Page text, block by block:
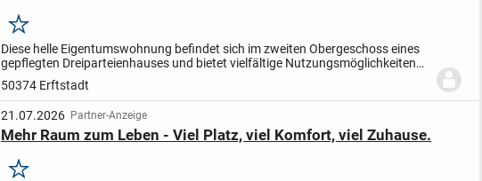
Merken
Diese helle Eigentumswohnung befindet sich im zweiten Obergeschoss eines
gepflegten Dreiparteienhauses und bietet vielfältige Nutzungsmöglichkeiten
für Eigennutzer und Kapitalanleger.
50374 Erftstadt
21.07.2026 Partner-Anzeige
Mehr Raum zum Leben - Viel Platz, viel Komfort, viel Zuhause.
Merken